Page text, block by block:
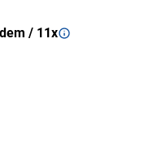
/ 11x